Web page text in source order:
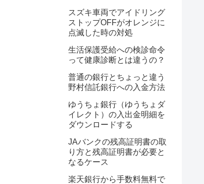
スズキ車両でアイドリング
ストップOFFがオレンジに
点滅した時の対処
生活保護受給への検診命令
って健康診断とは違うの？
普通の銀行とちょっと違う
野村信託銀行への入金方法
ゆうちょ銀行（ゆうちょダ
イレクト）の入出金明細を
ダウンロードする
JAバンクの残高証明書の取
り方と残高証明書が必要と
なるケース
楽天銀行から手数料無料で